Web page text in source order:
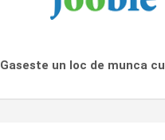
Gaseste un loc de munca cu